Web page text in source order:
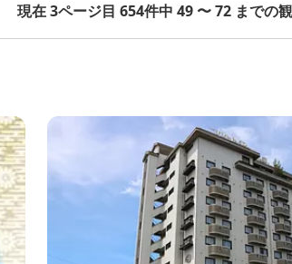
現在 3ページ目 654件中 49 〜 72 までの